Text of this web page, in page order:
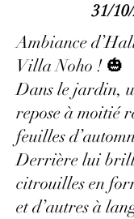
31/
Ambiance
Villa Noho ! 🎃
Dans le jardin,
repose à moitié
feuilles
Derrière lui
citrouilles en
et d’autres à